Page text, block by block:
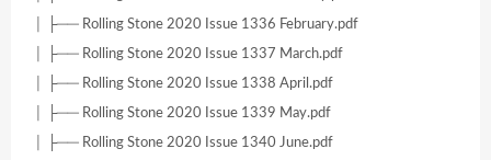
│ ├── Rolling Stone 2020 Issue 1336 February.pdf
│ ├── Rolling Stone 2020 Issue 1337 March.pdf
│ ├── Rolling Stone 2020 Issue 1338 April.pdf
│ ├── Rolling Stone 2020 Issue 1339 May.pdf
│ ├── Rolling Stone 2020 Issue 1340 June.pdf